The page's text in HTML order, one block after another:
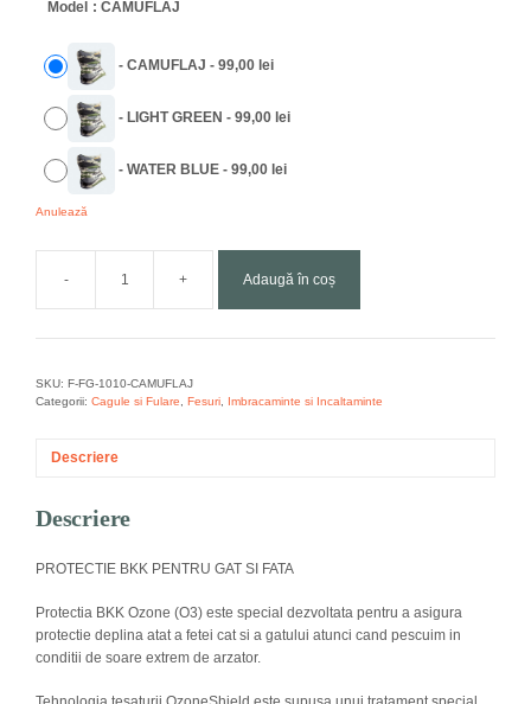
Model : CAMUFLAJ
- CAMUFLAJ - 99,00 lei
- LIGHT GREEN - 99,00 lei
- WATER BLUE - 99,00 lei
Anulează
-
Cantitate
PROTECTIE
SI
+ Adaugă în coș
e
SKU: F-FG-1010-CAMUFLAJ
Categorii: Cagule si Fulare Fesuri Imbracaminte si Incaltaminte
Descriere
Descriere
PROTECTIE BKK PENTRU GAT SI FATA
Protectia BKK Ozone (O3) este special dezvoltata pentru a asigura
protectie deplina atat a fetei cat si a gatului atunci cand pescuim in
conditii de soare extrem de arzator.